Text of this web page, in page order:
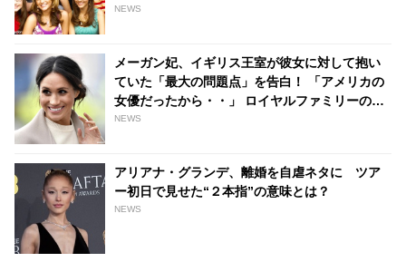
一体どんなストーリーになる？ - tvgroove
NEWS
メーガン妃、イギリス王室が彼女に対して抱い
ていた「最大の問題点」を告白！ 「アメリカの
女優だったから・・」 ロイヤルファミリーの複
雑な事情が明らかに - tvgroove
NEWS
アリアナ・グランデ、離婚を自虐ネタに ツア
ー初日で見せた“２本指”の意味とは？
NEWS